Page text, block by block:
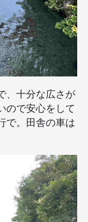
、十分な広さが
ので安心をして
で。田舎の車は